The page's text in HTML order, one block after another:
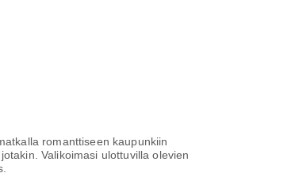
romanttiseen kaupunkiin
Valikoimasi ulottuvilla olevien